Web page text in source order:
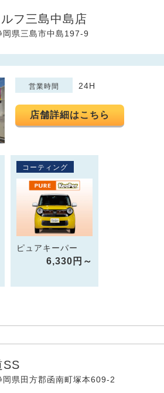
フ三島中島店
県三島市中島197-9
営業時間 24H
店舗詳細はこちら
コーティング
ピュアキーパー
6,330円～
SS
県田方郡函南町塚本609-2